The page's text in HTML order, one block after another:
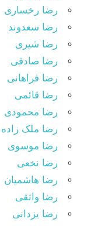
رضا رخساری
رضا سعدوند
رضا شیری
رضا صادقی
رضا فراهانی
رضا قائمی
رضا محمودی
رضا ملک زاده
رضا موسوی
رضا نخعی
رضا هاشمیان
رضا واثقی
رضا یزدانی